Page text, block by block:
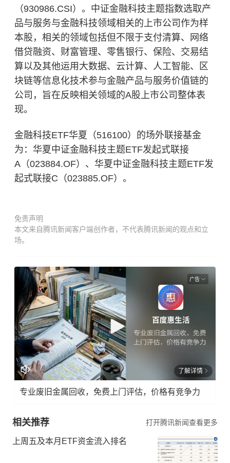
（930986.CSI）。中证金融科技主题指数选取产
品与服务与金融科技领域相关的上市公司作为样
本股，相关的领域包括但不限于支付清算、网络
借贷融资、财富管理、零售银行、保险、交易结
算以及其他运用大数据、云计算、人工智能、
区
块链等信息化技术参与金融产品与服务价值链的
公司，旨在反映相关领域的A股上市公司整体表
现。
金融科技ETF华夏（516100）的场外联接基金
为：华夏中证金融科技主题ETF发起式联接
A（023884.OF）、华夏中证金融科技主题ETF发
起式联接C（023885.OF）。
免责声明
本文来自腾讯新闻客户端创作者，不代表腾讯新闻的观点和立
场。
广告
了解详情
专业废旧金属回收，免费上门评估，价格有竞争力
相关推荐 打开腾讯新闻查看更多
上周五及本月ETF资金流入排名